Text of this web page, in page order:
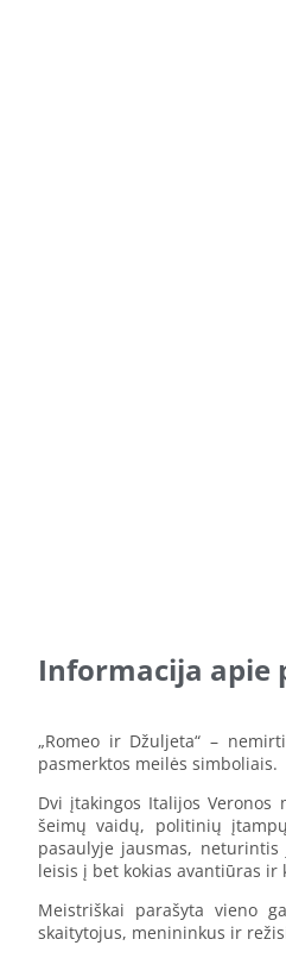
Informacija apie
„Romeo ir Džuljeta“ –
pasmerktos meilės simboliais.
Dvi įtakingos Italijos
šeimų vaidų, politinių
pasaulyje jausmas,
leisis į bet kokias avantiūras ir
Meistriškai parašyta vieno
skaitytojus, menininkus ir